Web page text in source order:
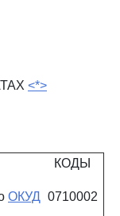
<*>
КОДЫ
ОКУД 0710002